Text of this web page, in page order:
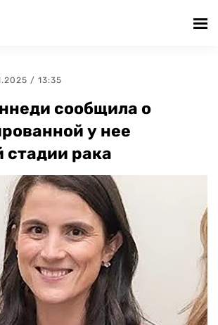
/ 13:35
сообщила о
у нее
стадии рака